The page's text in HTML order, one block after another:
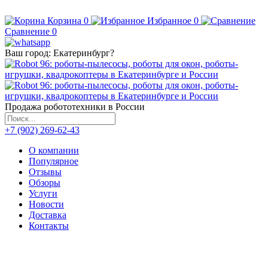
Корзина 0 Избранное 0
Сравнение 0
Ваш город: Екатеринбург?
Продажа робототехники в России
+7 (902) 269-62-43
О компании
Популярное
Отзывы
Обзоры
Услуги
Новости
Доставка
Контакты